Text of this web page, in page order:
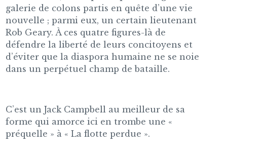
galerie de colons partis en quête d’une vie
nouvelle ; parmi eux, un certain lieutenant
Rob Geary. À ces quatre figures-là de
défendre la liberté de leurs concitoyens et
d’éviter que la diaspora humaine ne se noie
dans un perpétuel champ de bataille.
C’est un Jack Campbell au meilleur de sa
forme qui amorce ici en trombe une «
préquelle » à « La flotte perdue ».